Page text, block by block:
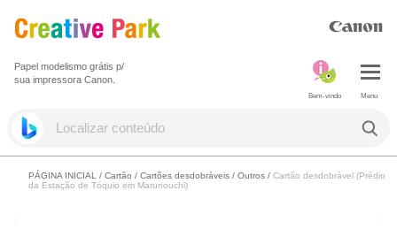
Papel modelismo grátis p/
sua impressora Canon.
Menu
Bem-vindo
PÁGINA INICIAL / Cartão / Cartões desdobráveis / Outros / Cartão desdobrável (Prédio
da Estação de Tóquio em Marunouchi)